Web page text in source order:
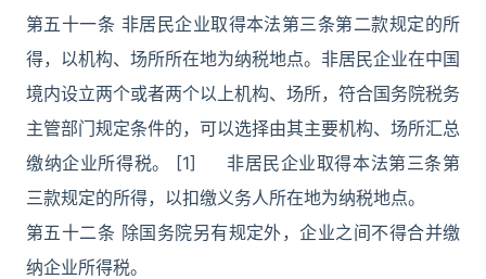
第五十一条 非居民企业取得本法第三条第二款规定的所
得，以机构、场所所在地为纳税地点。非居民企业在中国
境内设立两个或者两个以上机构、场所，符合国务院税务
主管部门规定条件的，可以选择由其主要机构、场所汇总
缴纳企业所得税。 [1] 非居民企业取得本法第三条第
三款规定的所得，以扣缴义务人所在地为纳税地点。
第五十二条 除国务院另有规定外，企业之间不得合并缴
纳企业所得税。